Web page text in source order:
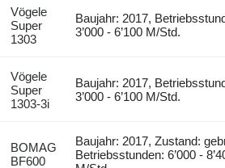
Vögele
Super
1303
Baujahr: 2017,
3’000 - 6’100 M/Std.
Vögele
Super
1303-3i
Baujahr: 2017,
3’000 - 6’100 M/Std.
BOMAG
BF600
Baujahr: 2017, Zustand:
Betriebsstunden: 6’000 -